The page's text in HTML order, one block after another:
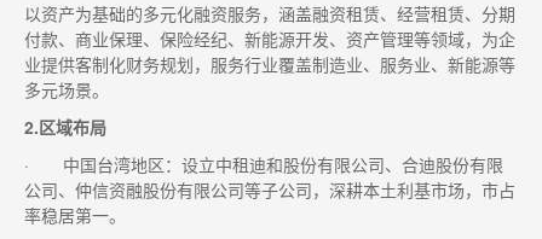
以资产为基础的多元化融资服务，涵盖融资租赁、经营租赁、分期
付款、商业保理、保险经纪、新能源开发、资产管理等领域，为企
业提供客制化财务规划，服务行业覆盖制造业、服务业、新能源等
多元场景。
2.区域布局
· 中国台湾地区：设立中租迪和股份有限公司、合迪股份有限
公司、仲信资融股份有限公司等子公司，深耕本土利基市场，市占
率稳居第一。